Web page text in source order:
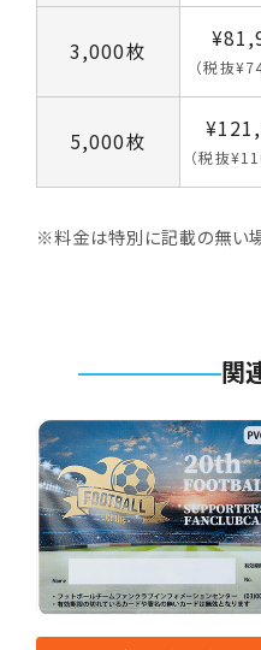
3,000枚
（税抜
5,000枚
（税抜
※料金は特別に記載の無い場
関